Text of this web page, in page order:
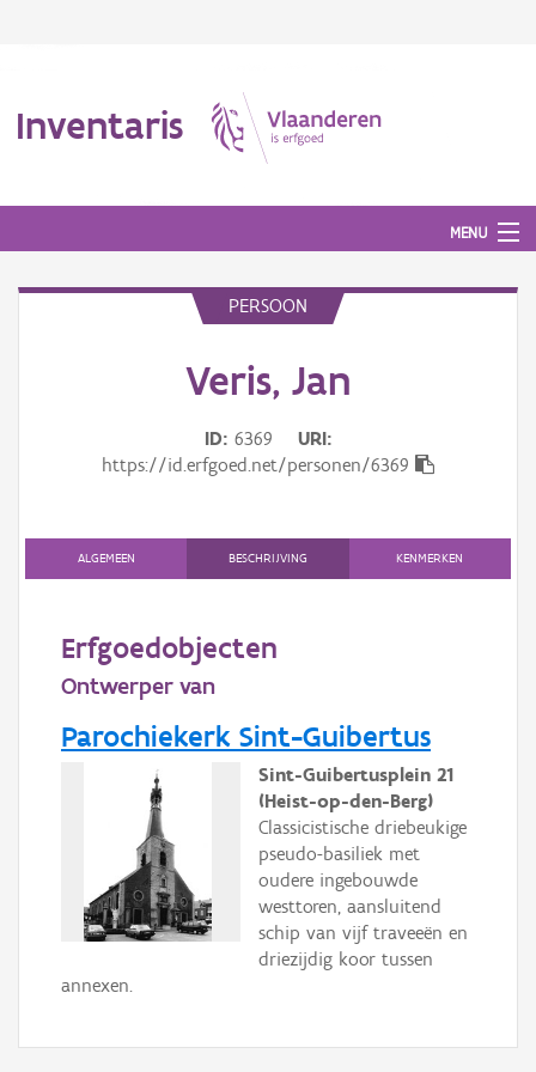
Inventaris
MENU
Gebeurtenis
Downloads
Hergebruik
Aanmelden
PERSOON
Veris, Jan
ID 6369
URI
https://id.erfgoed.net/personen/6369
ALGEMEEN BESCHRIJVING KENMERKEN
Erfgoedobjecten
Ontwerper van
Parochiekerk Sint-Guibertus
Sint-Guibertusplein 21
(Heist-op-den-Berg)
Classicistische driebeukige
pseudo-basiliek met
oudere ingebouwde
westtoren, aansluitend
schip van vijf traveeën en
driezijdig koor tussen
annexen.